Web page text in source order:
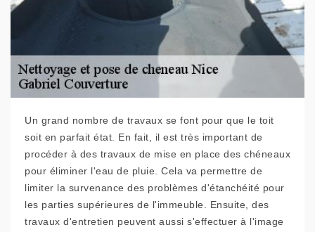
Un grand nombre de travaux se font pour que le toit
soit en parfait état. En fait, il est très important de
procéder à des travaux de mise en place des chéneaux
pour éliminer l'eau de pluie. Cela va permettre de
limiter la survenance des problèmes d'étanchéité pour
les parties supérieures de l'immeuble. Ensuite, des
travaux d'entretien peuvent aussi s'effectuer à l'image